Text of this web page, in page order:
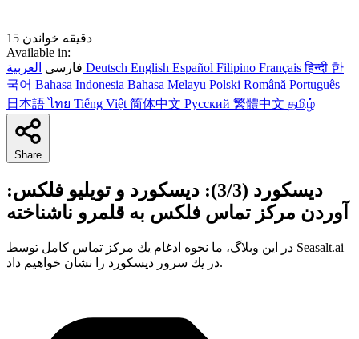
15 دقیقه خواندن
Available in:
فارسی Deutsch English Español Filipino Françaisहिन्दी 한
국어 Bahasa Indonesia Bahasa Melayu Polski Română Português
日本語ไทย Tiếng Việt 简体中文 Русский 繁體中文 தமிழ்
Share
ديسكورد (3/3): ديسكورد و تويليو فلكس:
آوردن مركز تماس فلكس به قلمرو ناشناخته
در اين وبلاگ، ما نحوه ادغام يك مركز تماس كامل توسط Seasalt.ai
در يك سرور ديسكورد را نشان خواهيم داد.